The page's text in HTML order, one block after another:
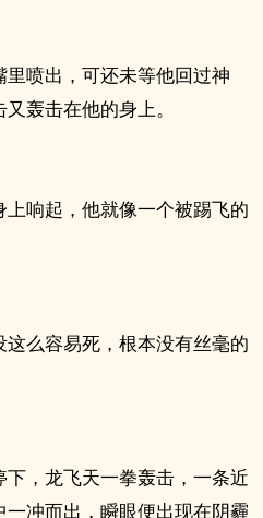
喷出，可还未等他回过神
轰击在他的身上。
响起，他就像一个被踢飞的
么容易死，根本没有丝毫的
，龙飞天一拳轰击，一条近
冲而出，瞬眼便出现在阴霾